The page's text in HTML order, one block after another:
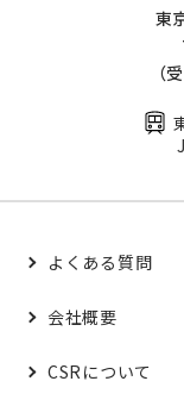
東
（
よくある質問
会社概要
CSRについて